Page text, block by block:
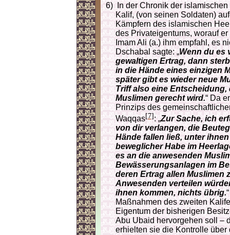
6) In der Chronik der
Kalif, (von seinen Soldaten)
Kämpfern des islamischen
des Privat­ei­gen­tums, worauf
Imam Ali (a.) ihm empfahl, es
Dschabal sagte: „Wenn du es
gewaltigen Ertrag, dann
in die Hände eines einzigen
später gibt es wieder neue
Triff also eine
Muslimen gerecht wird.“ Da
Prinzips des
Waqqas[7]: „Zur Sache, ich
von dir ver­langen, die
Hände fallen ließ, unter
beweglicher Habe im
es an die anwesenden
Bewässerungsanlagen im
deren Ertrag allen Muslimen
Anwesenden verteilen
ihnen kommen, nichts übrig.
Maßnahmen des zweiten
Eigentum der bisherigen
Abu Ubaid hervorgehen soll –
erhielten sie die Kontrolle